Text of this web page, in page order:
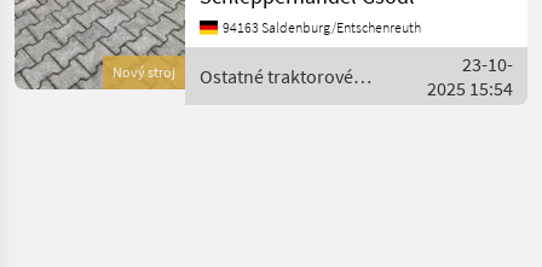
Nový stroj
Maisschieben usw.
SERIENAUSSTATTUNG • 3-
einteiliges Gummischild mit
Gewebeeinlage (
94163 Saldenburg/Entschenreuth
Ostatné traktorové
komponenty / Hauer
23-10-
2025 15:54